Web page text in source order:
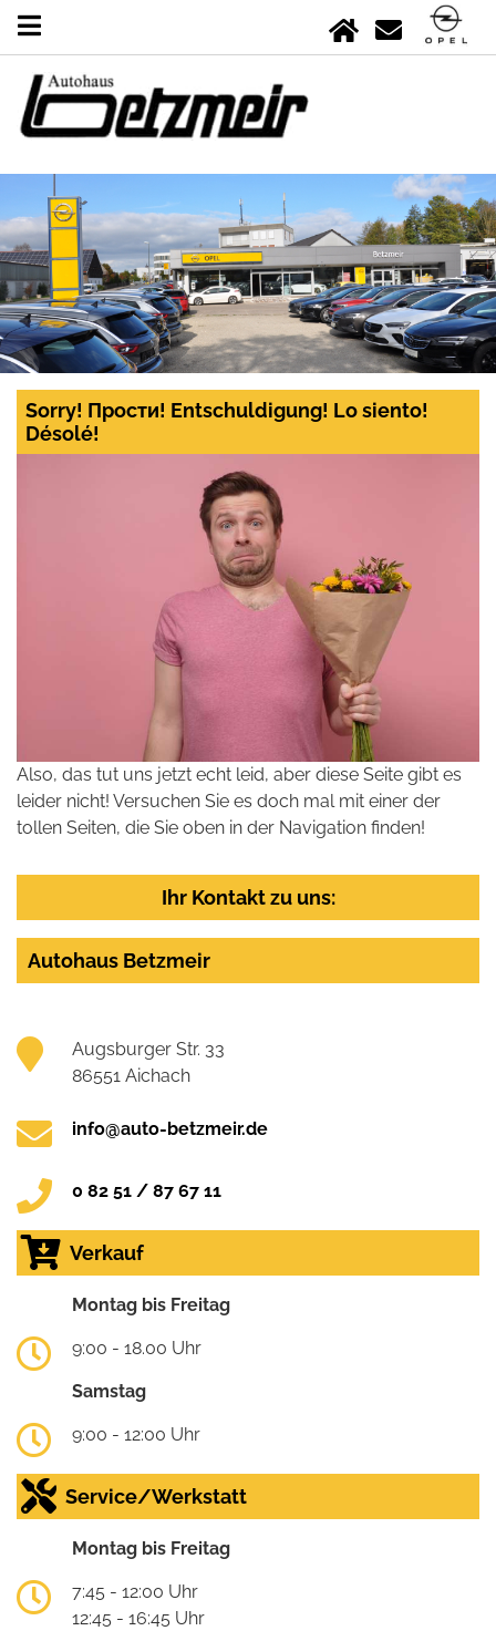
Sorry! Прости! Entschuldigung! Lo siento!
Désolé!
Also, das tut uns jetzt echt leid, aber diese Seite gibt es
leider nicht! Versuchen Sie es doch mal mit einer der
tollen Seiten, die Sie oben in der Navigation finden!
Ihr Kontakt zu uns:
Autohaus Betzmeir
Augsburger Str. 33
86551 Aichach
info@auto-betzmeir.de
0 82 51 / 87 67 11
Verkauf
Montag bis Freitag
9:00 - 18.00 Uhr
Samstag
9:00 - 12:00 Uhr
Service/Werkstatt
Montag bis Freitag
7:45 - 12:00 Uhr
12:45 - 16:45 Uhr